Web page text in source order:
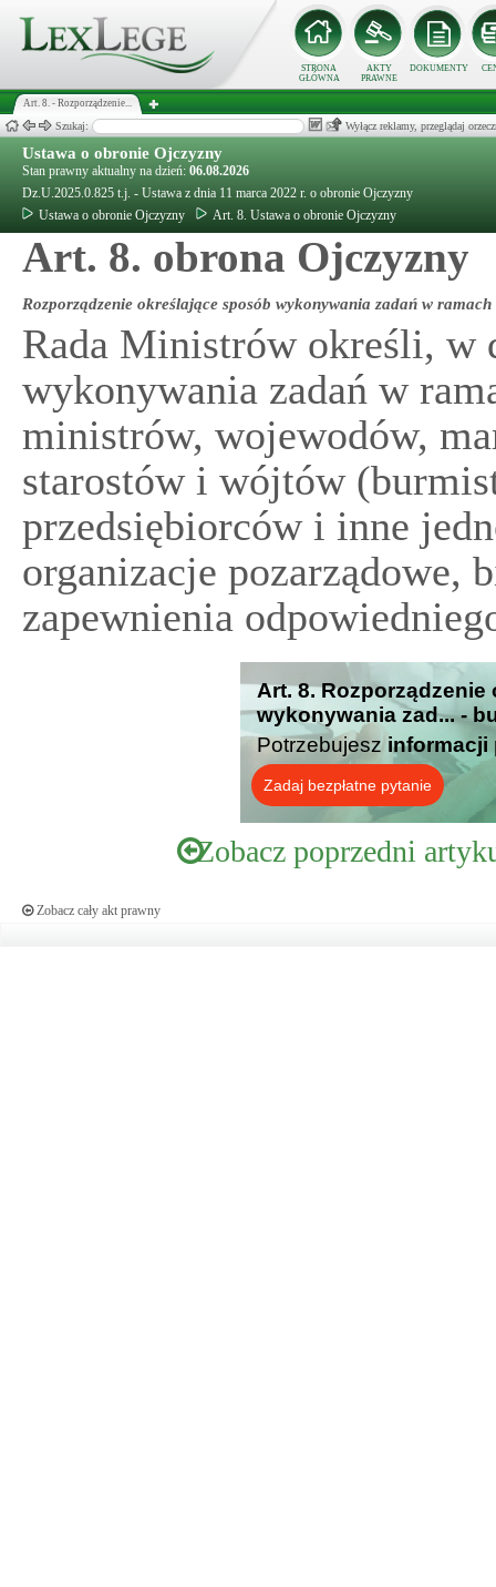
STRONA
GŁÓWNA
AKTY
PRAWNE
DOKUMENTY
Art. 8. - Rozporządzenie...
Szukaj: Wyłącz reklamy, przeglądaj
Ustawa o obronie Ojczyzny
Stan prawny aktualny na dzień: 06.08.2026
Dz.U.2025.0.825 t.j. - Ustawa z dnia 11 marca 2022 r. o obronie Ojczyzny
Ustawa o obronie Ojczyzny
Art. 8. Ustawa o obronie Ojczyzny
Art. 8. obrona Ojczyzny
Rozporządzenie określające sposób wykonywania zadań w
Rada Ministrów określi, w
wykonywania zadań w
ministrów, wojewodów,
starostów i wójtów
przedsiębiorców i inne
organizacje pozarządowe,
zapewnienia
Art. 8.
wykonywania zad... -
Potrzebujesz informacji
Zadaj bezpłatne pytanie
Zobacz poprzedni
Zobacz cały akt prawny